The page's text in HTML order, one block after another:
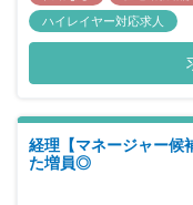
ハイレイヤー対応求人
経理【マネージャー
た増員◎